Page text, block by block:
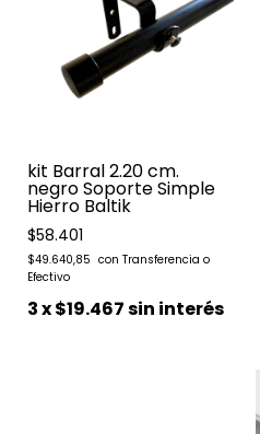
kit Barral 2.20 cm.
negro Soporte Simple
Hierro Baltik
$58.401
$49.640,85
3x$19.467sin interés